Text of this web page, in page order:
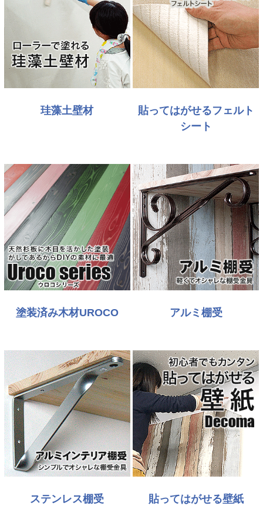
珪藻土壁材
貼ってはがせるフェルト
シート
塗装済み木材UROCO アルミ棚受
ステンレス棚受 貼ってはがせる壁紙